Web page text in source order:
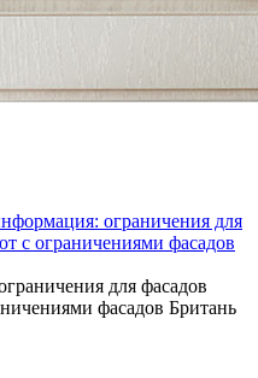
для фасадов
фасадов Британь